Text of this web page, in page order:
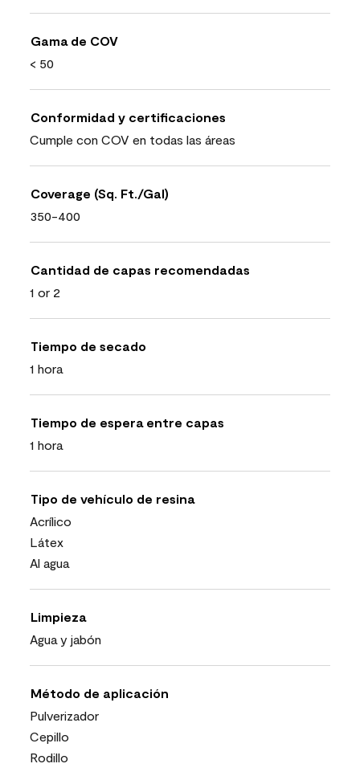
Gama de COV
< 50
Conformidad y certificaciones
Cumple con COV en todas las áreas
Coverage (Sq. Ft./Gal)
350-400
Cantidad de capas recomendadas
1 or 2
Tiempo de secado
1 hora
Tiempo de espera entre capas
1 hora
Tipo de vehículo de resina
Acrílico
Látex
Al agua
Limpieza
Agua y jabón
Método de aplicación
Pulverizador
Cepillo
Rodillo